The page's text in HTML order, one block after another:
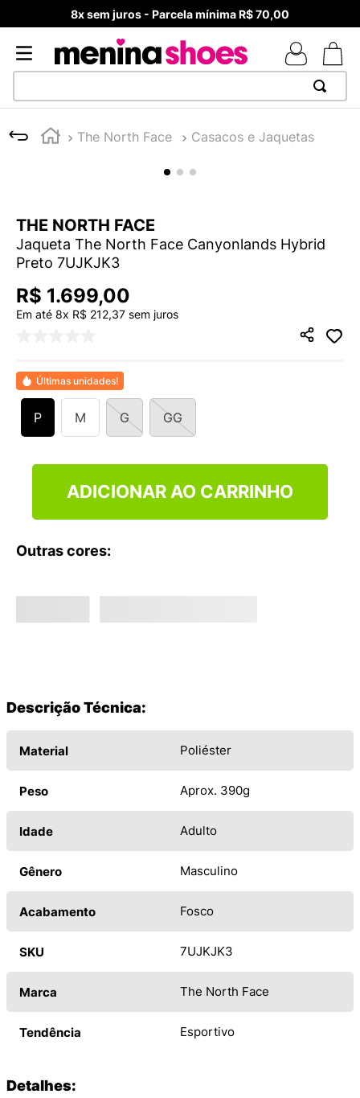
8x sem juros - Parcela mínima R$ 70,00
The North Face Casacos e Jaquetas
THE NORTH FACE
Jaqueta The North Face Canyonlands Hybrid
Preto 7UJKJK3
R$ 1.699,00
Em até 8x R$ 212,37 sem juros
Últimas unidades!
P M G GG
ADICIONAR AO CARRINHO
Outras cores:
Descrição Técnica:
Material Poliéster
Peso Aprox. 390g
Idade Adulto
Gênero Masculino
Acabamento Fosco
SKU 7UJKJK3
Marca The North Face
Tendência Esportivo
Detalhes:
1
TÊNIS NEWS BALANCE 530
4º
TÊNIS VEJA WHITE
5 º
ADIDAS
º
7 º
MELISSA SLIDE
10º VANS TÊNIS VANS ULTRARANGE